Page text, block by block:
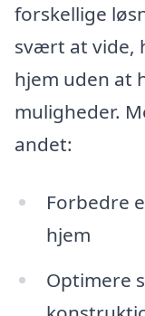
forskellige
svært at vide,
hjem uden at
muligheder.
andet:
Forbedre
hjem
Optimere